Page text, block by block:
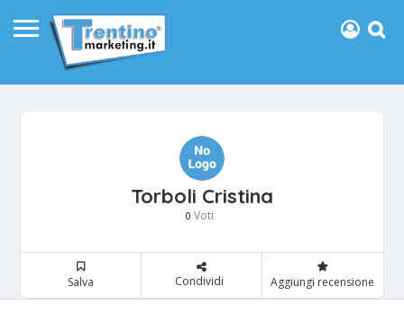
Torboli Cristina
0 Voti
Salva Condividi Aggiungi recensione